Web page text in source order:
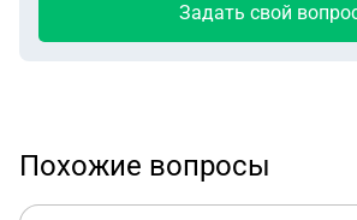
Задать свой
Похожие вопросы